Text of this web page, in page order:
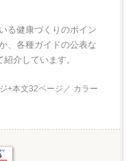
る健康づくりのポイン
、各種ガイドの公表な
介しています。
+本文32ページ／ カラー